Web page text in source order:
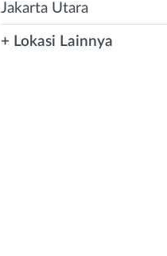
Jakarta Utara
+ Lokasi Lainnya